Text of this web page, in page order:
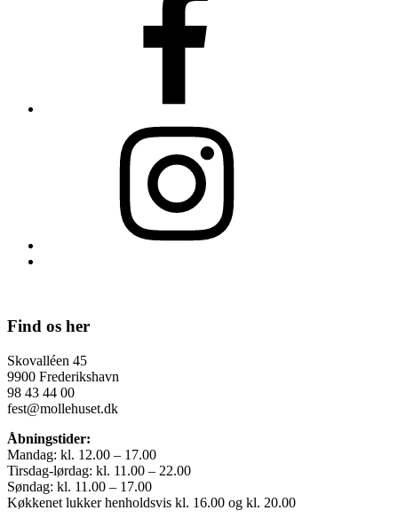
banner
Front
page
sidebar
Find os her
Skovalléen 45
9900 Frederikshavn
98 43 44 00
fest@mollehuset.dk
Åbningstider:
Mandag: kl. 12.00 – 17.00
Tirsdag-lørdag: kl. 11.00 – 22.00
Søndag: kl. 11.00 – 17.00
Køkkenet lukker henholdsvis kl. 16.00 og kl. 20.00